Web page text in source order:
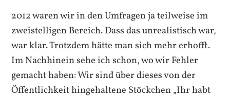
2012 waren wir in den Umfragen ja teilweise im
zweistelligen Bereich. Dass das unrealistisch war,
war klar. Trotzdem hätte man sich mehr erhofft.
Im Nachhinein sehe ich schon, wo wir Fehler
gemacht haben: Wir sind über dieses von der
Öffentlichkeit hingehaltene Stöckchen „Ihr habt